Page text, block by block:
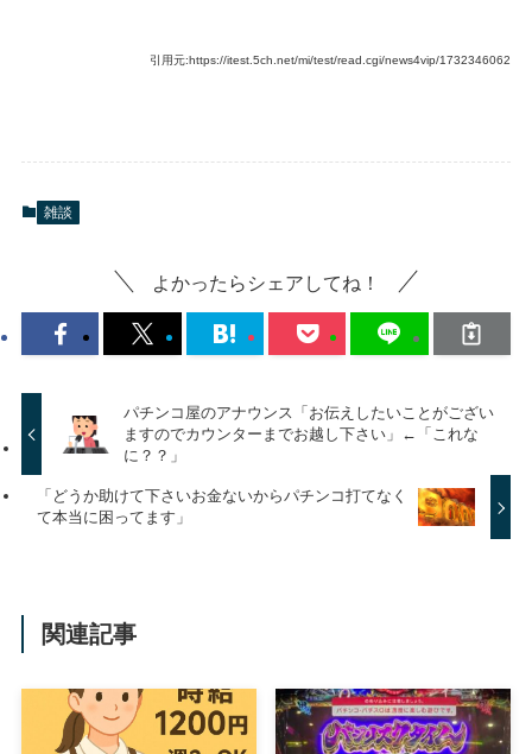
引用元:https://itest.5ch.net/mi/test/read.cgi/news4vip/1732346062
雑談
よかったらシェアしてね！
パチンコ屋のアナウンス「お伝えしたいことがござい
ますのでカウンターまでお越し下さい」←「これな
に？？」
「どうか助けて下さいお金ないからパチンコ打てなく
て本当に困ってます」
関連記事